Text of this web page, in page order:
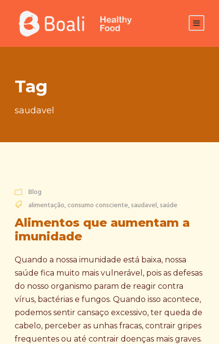
Tag
saudavel
Blog
alimentação,consumo consciente,saudavel,saúde
Alimentos que aumentam a
imunidade
Quando a nossa imunidade está baixa, nossa
saúde fica muito mais vulnerável, pois as defesas
do nosso organismo param de reagir contra
vírus, bactérias e fungos. Quando isso acontece,
podemos sentir cansaço excessivo, ter queda de
cabelo, perceber as unhas fracas, contrair gripes
frequentes ou até contrair doenças mais graves.